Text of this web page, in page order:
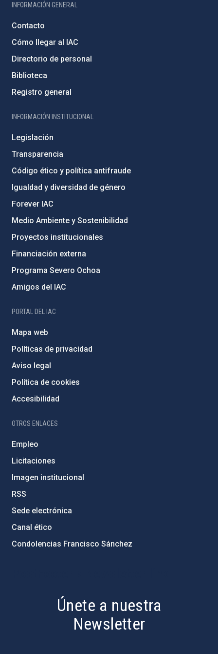
INFORMACIÓN GENERAL
Contacto
Cómo llegar al IAC
Directorio de personal
Biblioteca
Registro general
INFORMACIÓN INSTITUCIONAL
Legislación
Transparencia
Código ético y política antifraude
Igualdad y diversidad de género
Forever IAC
Medio Ambiente y Sostenibilidad
Proyectos institucionales
Financiación externa
Programa Severo Ochoa
Amigos del IAC
PORTAL DEL IAC
Mapa web
Políticas de privacidad
Aviso legal
Política de cookies
Accesibilidad
OTROS ENLACES
Empleo
Licitaciones
Imagen institucional
RSS
Sede electrónica
Canal ético
Condolencias Francisco Sánchez
Únete a nuestra
Newsletter